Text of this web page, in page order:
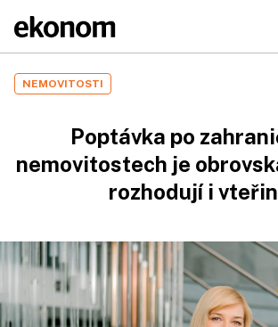
NEMOVITOSTI
Poptávka po
nemovitostech je
rozhodují i